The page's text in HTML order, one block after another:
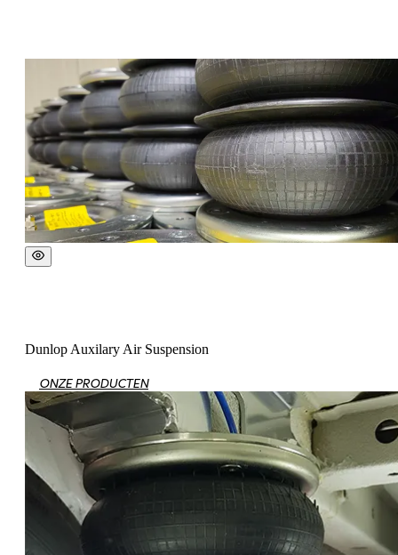
Dunlop Auxilary Air Suspension
ONZE PRODUCTEN